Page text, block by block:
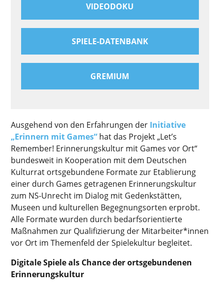
VIDEODOKU
SPIELE-DATENBANK
GREMIUM
Ausgehend von den Erfahrungen der Initiative
„Erinnern mit Games“ hat das Projekt „Let’s
Remember! Erinnerungskultur mit Games vor Ort“
bundesweit in Kooperation mit dem Deutschen
Kulturrat ortsgebundene Formate zur Etablierung
einer durch Games getragenen Erinnerungskultur
zum NS-Unrecht im Dialog mit Gedenkstätten,
Museen und kulturellen Begegnungsorten erprobt.
Alle Formate wurden durch bedarfsorientierte
Maßnahmen zur Qualifizierung der Mitarbeiter*innen
vor Ort im Themenfeld der Spielekultur begleitet.
Digitale Spiele als Chance der ortsgebundenen
Erinnerungskultur